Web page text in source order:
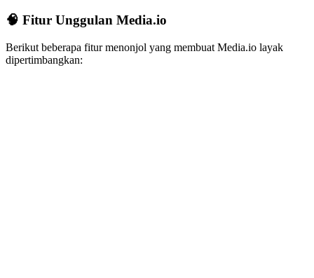
🧠 Fitur Unggulan Media.io
Berikut beberapa fitur menonjol yang membuat Media.io layak
dipertimbangkan: